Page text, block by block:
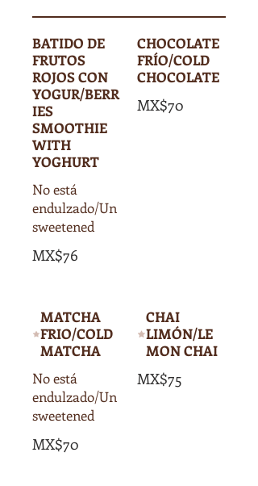
BATIDO DE
FRUTOS
ROJOS CON
YOGUR/BERR
IES
SMOOTHIE
WITH
YOGHURT
No está
endulzado/Un
sweetened
MX$76
CHOCOLATE
FRÍO/COLD
CHOCOLATE
MX$70
MATCHA
FRIO/COLD
MATCHA
No está
endulzado/Un
sweetened
MX$70
CHAI
LIMÓN/LE
MON CHAI
MX$75